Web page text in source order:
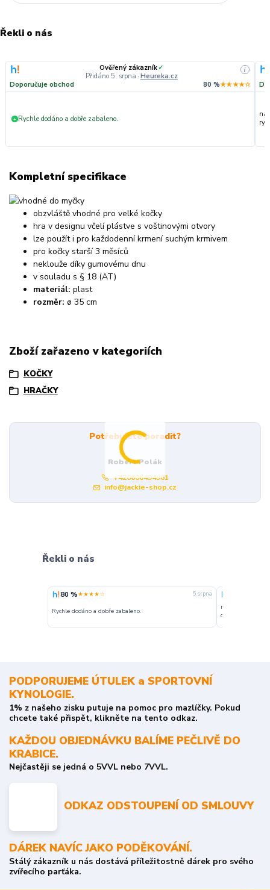
Řekli o nás
Ověřený zákazník✓
Přidáno 5. srpna · Heureka.cz
i
Doporučuje obchod 80 %★★★★☆
+ Rychle dodáno a dobře zabaleno.
Kompletní specifikace
obzvláště vhodné pro velké kočky
hra v designu včelí plástve s voštinovými otvory
lze použít i pro každodenní krmení suchým krmivem
pro kočky starší 3 měsíců
neklouže díky gumovému dnu
v souladu s § 18 (AT)
materiál: plast
rozměr: ø 35 cm
Zboží zařazeno v kategoriích
KOČKY
HRAČKY
Potřebujete poradit?
Robert Polák
+420606494961
info@jackie-shop.cz
Řekli o nás
80 %★★★★☆ 5. srpna
Rychle dodáno a dobře zabaleno.
nakupuji
o stavu
PODPORUJEME ÚTULEK a SPORTOVNÍ
KYNOLOGIE.
1% z našeho zisku putuje na pomoc pro mazlíčky. Pokud
chcete také přispět, klikněte na tento odkaz.
KAŽDOU OBJEDNÁVKU BALÍME PEČLIVĚ DO
KRABICE.
Nejčastěji se jedná o 5VVL nebo 7VVL.
ODKAZ ODSTOUPENÍ OD SMLOUVY
DÁREK NAVÍC JAKO PODĚKOVÁNÍ.
Stálý zákazník u nás dostává příležitostně dárek pro svého
zvířecího parťáka.